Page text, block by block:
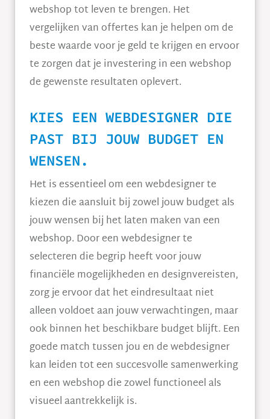
webshop tot leven te brengen. Het
vergelijken van offertes kan je helpen om de
beste waarde voor je geld te krijgen en ervoor
te zorgen dat je investering in een webshop
de gewenste resultaten oplevert.
KIES EEN WEBDESIGNER DIE
PAST BIJ JOUW BUDGET EN
WENSEN.
Het is essentieel om een webdesigner te
kiezen die aansluit bij zowel jouw budget als
jouw wensen bij het laten maken van een
webshop. Door een webdesigner te
selecteren die begrip heeft voor jouw
financiële mogelijkheden en designvereisten,
zorg je ervoor dat het eindresultaat niet
alleen voldoet aan jouw verwachtingen, maar
ook binnen het beschikbare budget blijft. Een
goede match tussen jou en de webdesigner
kan leiden tot een succesvolle samenwerking
en een webshop die zowel functioneel als
visueel aantrekkelijk is.